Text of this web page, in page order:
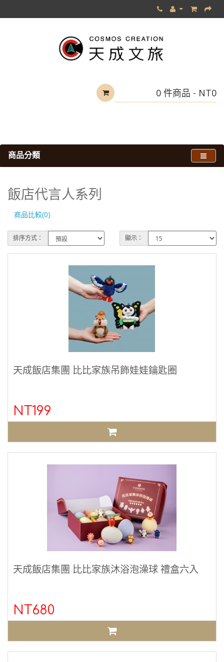
0 件商品 - NT0
商品分類
飯店代言人系列
商品比較(0)
排序方式： 顯示：
天成飯店集團 比比家族吊飾娃娃鑰匙圈
NT199
天成飯店集團 比比家族沐浴泡澡球 禮盒六入
NT680